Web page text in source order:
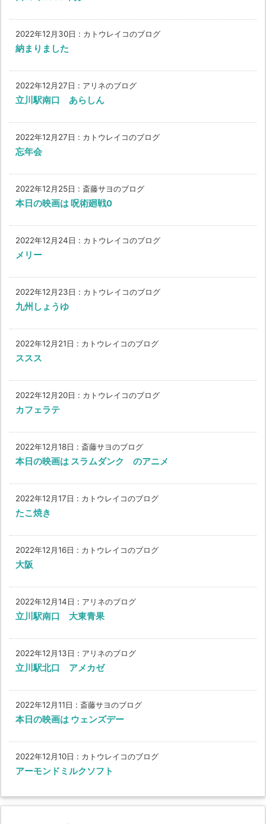
2022年12月30日 : カトウレイコのブログ
納まりました
2022年12月27日 : アリネのブログ
立川駅南口 あらしん
2022年12月27日 : カトウレイコのブログ
忘年会
2022年12月25日 : 斎藤サヨのブログ
本日の映画は 呪術廻戦0
2022年12月24日 : カトウレイコのブログ
メリー
2022年12月23日 : カトウレイコのブログ
九州しょうゆ
2022年12月21日 : カトウレイコのブログ
ススス
2022年12月20日 : カトウレイコのブログ
カフェラテ
2022年12月18日 : 斎藤サヨのブログ
本日の映画は スラムダンク のアニメ
2022年12月17日 : カトウレイコのブログ
たこ焼き
2022年12月16日 : カトウレイコのブログ
大阪
2022年12月14日 : アリネのブログ
立川駅南口 大東青果
2022年12月13日 : アリネのブログ
立川駅北口 アメカゼ
2022年12月11日 : 斎藤サヨのブログ
本日の映画は ウェンズデー
2022年12月10日 : カトウレイコのブログ
アーモンドミルクソフト